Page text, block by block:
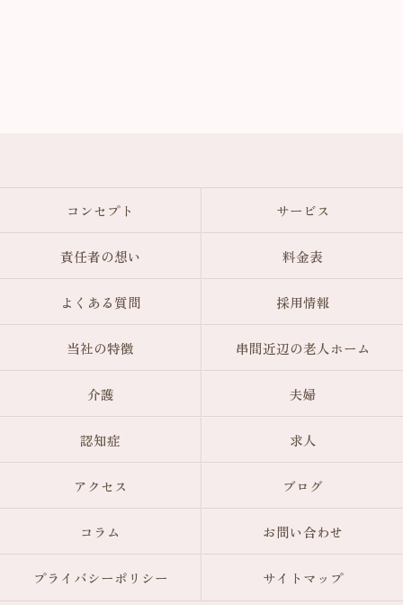
コンセプト サービス
責任者の想い 料金表
よくある質問 採用情報
当社の特徴 串間近辺の老人ホーム
介護 夫婦
認知症 求人
アクセス ブログ
コラム お問い合わせ
プライバシーポリシー サイトマップ